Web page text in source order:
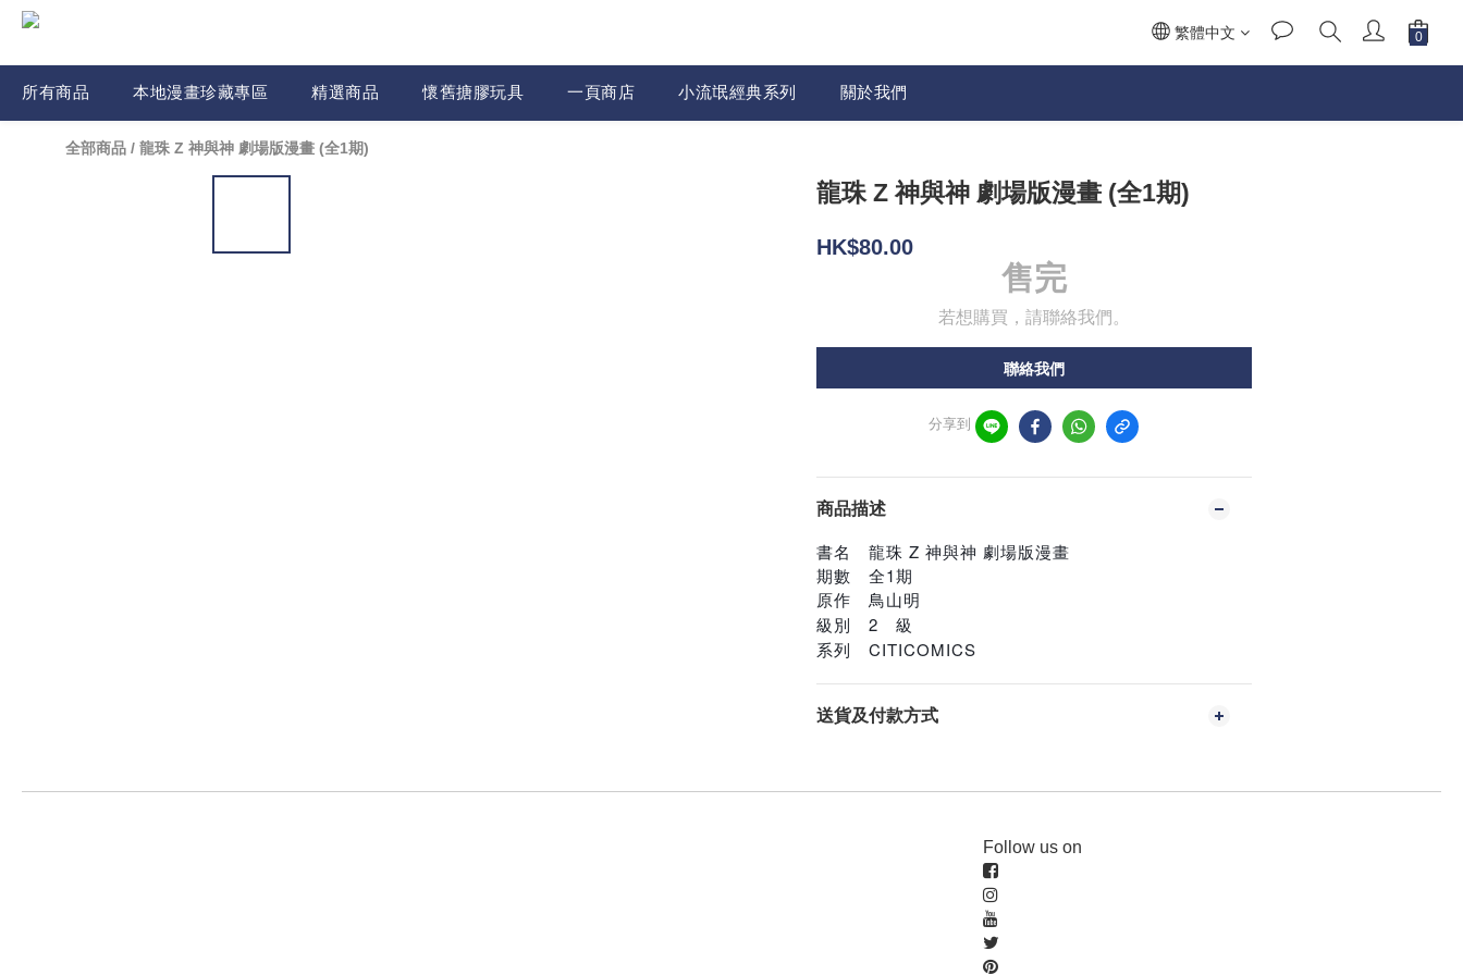
繁體中文
所有商品 本地漫畫珍藏專區 精選商品 懷舊搪膠玩具 一頁商店 小流氓經典系列 關於我們
全部商品 / 龍珠 Z 神與神 劇場版漫畫 (全1期)
龍珠 Z 神與神 劇場版漫畫 (全1期)
HK$80.00
售完
若想購買，請聯絡我們。
聯絡我們
分享到
商品描述
書名 龍珠 Z 神與神 劇場版漫畫
期數 全1期
原作 鳥山明
級別 2 級
系列
CITICOMICS
送貨及付款方式
Follow us on